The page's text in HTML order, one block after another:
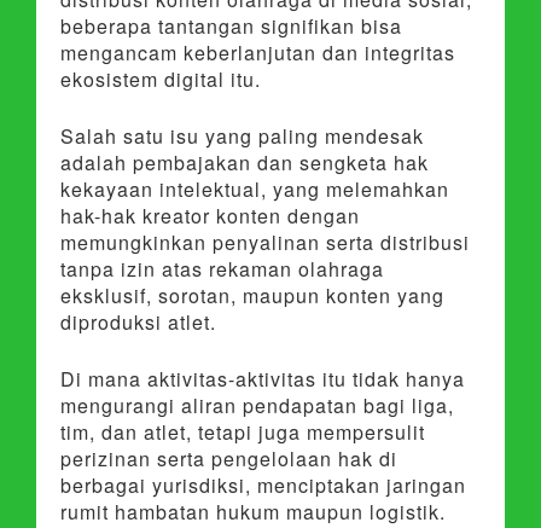
beberapa tantangan signifikan bisa
mengancam keberlanjutan dan integritas
ekosistem digital itu.
Salah satu isu yang paling mendesak
adalah pembajakan dan sengketa hak
kekayaan intelektual, yang melemahkan
hak-hak kreator konten dengan
memungkinkan penyalinan serta distribusi
tanpa izin atas rekaman olahraga
eksklusif, sorotan, maupun konten yang
diproduksi atlet.
Di mana aktivitas-aktivitas itu tidak hanya
mengurangi aliran pendapatan bagi liga,
tim, dan atlet, tetapi juga mempersulit
perizinan serta pengelolaan hak di
berbagai yurisdiksi, menciptakan jaringan
rumit hambatan hukum maupun logistik.